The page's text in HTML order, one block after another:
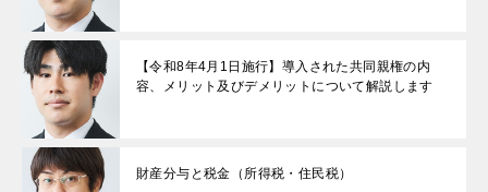
【令和8年4月1日施行】導入された共同親権の内
容、メリット及びデメリットについて解説します
財産分与と税金（所得税・住民税）